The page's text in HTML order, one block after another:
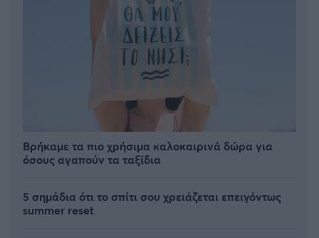
Βρήκαμε τα πιο χρήσιμα καλοκαιρινά δώρα για
όσους αγαπούν τα ταξίδια
5 σημάδια ότι το σπίτι σου χρειάζεται επειγόντως
summer reset